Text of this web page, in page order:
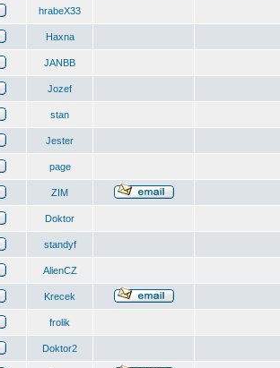
hrabeX33
Haxna
JANBB
Jozef
stan
Jester
page
ZIM
Doktor
standyf
AlienCZ
Krecek
frolik
Doktor2